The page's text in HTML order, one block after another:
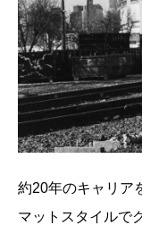
約20年のキャリア
マットスタイルで